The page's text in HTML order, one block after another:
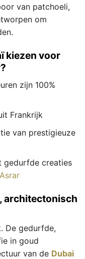
van patchoeli,
om
kiezen voor
zijn 100%
Frankrijk
van prestigieuze
gedurfde creaties
architectonisch
De gedurfde,
in goud
van de Dubai